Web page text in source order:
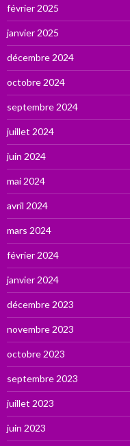
février 2025
janvier 2025
décembre 2024
octobre 2024
septembre 2024
juillet 2024
juin 2024
mai 2024
avril 2024
mars 2024
février 2024
janvier 2024
décembre 2023
novembre 2023
octobre 2023
septembre 2023
juillet 2023
juin 2023